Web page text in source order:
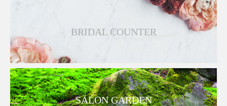
BRIDAL COUNTER
SALON GARDEN